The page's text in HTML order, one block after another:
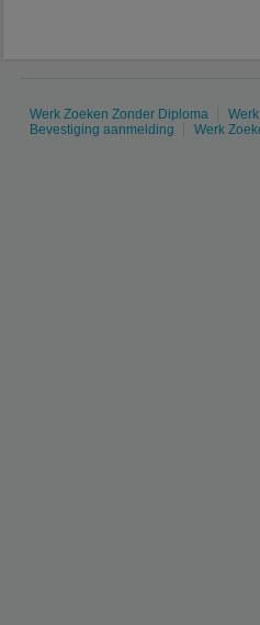
Werk Zoeken Zonder Diploma
Bevestiging aanmelding
Werk